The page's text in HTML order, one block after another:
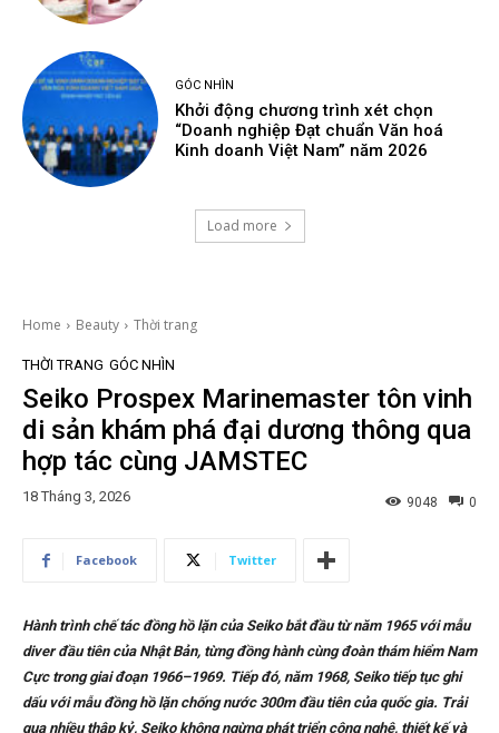
GÓC NHÌN
Khởi động chương trình xét chọn
“Doanh nghiệp Đạt chuẩn Văn hoá
Kinh doanh Việt Nam” năm 2026
Load more